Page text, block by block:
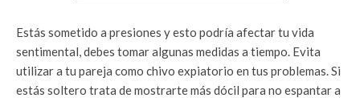
Estás sometido a presiones y esto podría afectar tu vida
sentimental, debes tomar algunas medidas a tiempo. Evita
utilizar a tu pareja como chivo expiatorio en tus problemas. Si
estás soltero trata de mostrarte más dócil para no espantar a